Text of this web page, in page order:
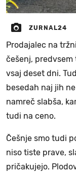
ZURNAL24
Prodajalec na
češenj, predvsem
vsaj deset dni.
besedah naj jih
namreč slabša,
tudi na ceno.
Češnje smo tudi
niso tiste prave,
pričakujejo.